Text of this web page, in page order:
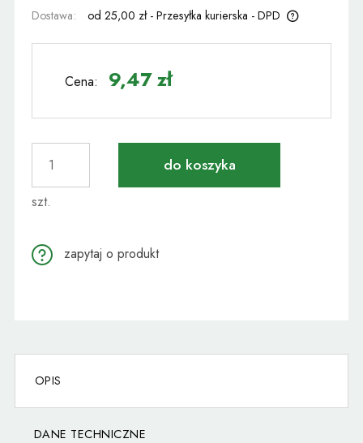
Dostawa:
od 25,00 zł - Przesyłka kurierska - DPD
Cena: 9,47 zł
szt.
do koszyka
zapytaj o produkt
OPIS
DANE TECHNICZNE